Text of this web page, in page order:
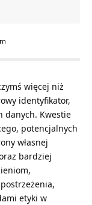
więcej niż
identyfikator,
danych. Kwestie
potencjalnych
własnej
bardziej
etyki w